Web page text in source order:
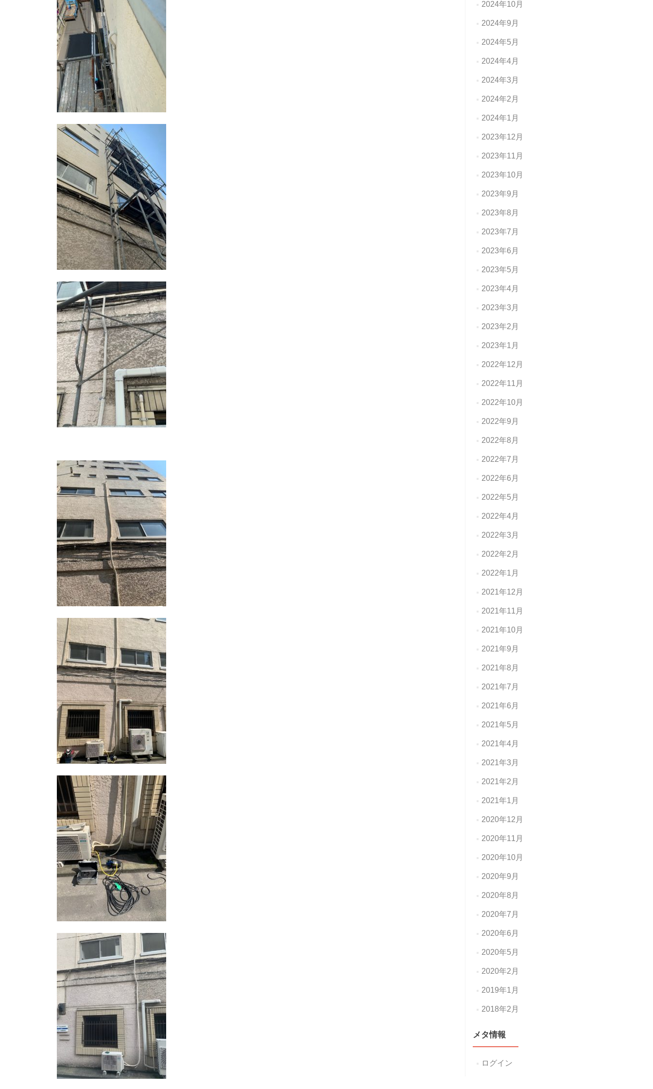
2024年10月
2024年9月
2024年5月
2024年4月
2024年3月
2024年2月
2024年1月
2023年12月
2023年11月
2023年10月
2023年9月
2023年8月
2023年7月
2023年6月
2023年5月
2023年4月
2023年3月
2023年2月
2023年1月
2022年12月
2022年11月
2022年10月
2022年9月
2022年8月
2022年7月
2022年6月
2022年5月
2022年4月
2022年3月
2022年2月
2022年1月
2021年12月
2021年11月
2021年10月
2021年9月
2021年8月
2021年7月
2021年6月
2021年5月
2021年4月
2021年3月
2021年2月
2021年1月
2020年12月
2020年11月
2020年10月
2020年9月
2020年8月
2020年7月
2020年6月
2020年5月
2020年2月
2019年1月
2018年2月
メタ情報
ログイン